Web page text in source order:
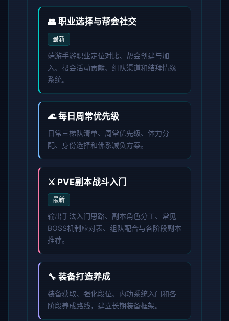
👥 职业选择与帮会社交
最新
端游手游职业定位对比、帮会创建与加
入、帮会活动贡献、组队渠道和结拜情缘
系统。
🌊 每日周常优先级
日常三梯队清单、周常优先级、体力分
配、身份选择和佛系减负方案。
⚔️ PVE副本战斗入门
最新
输出手法入门思路、副本角色分工、常见
BOSS机制应对表、组队配合与各阶段副本
推荐。
🔧 装备打造养成
装备获取、强化段位、内功系统入门和各
阶段养成路线，建立长期装备框架。